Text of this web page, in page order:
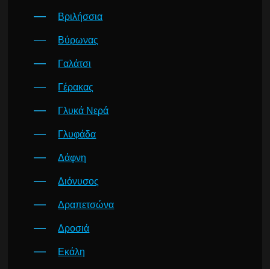
Βριλήσσια
Βύρωνας
Γαλάτσι
Γέρακας
Γλυκά Νερά
Γλυφάδα
Δάφνη
Διόνυσος
Δραπετσώνα
Δροσιά
Εκάλη